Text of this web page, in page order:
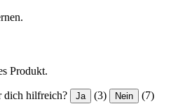
Produkt.
dich hilfreich? Ja (3) Nein (7)